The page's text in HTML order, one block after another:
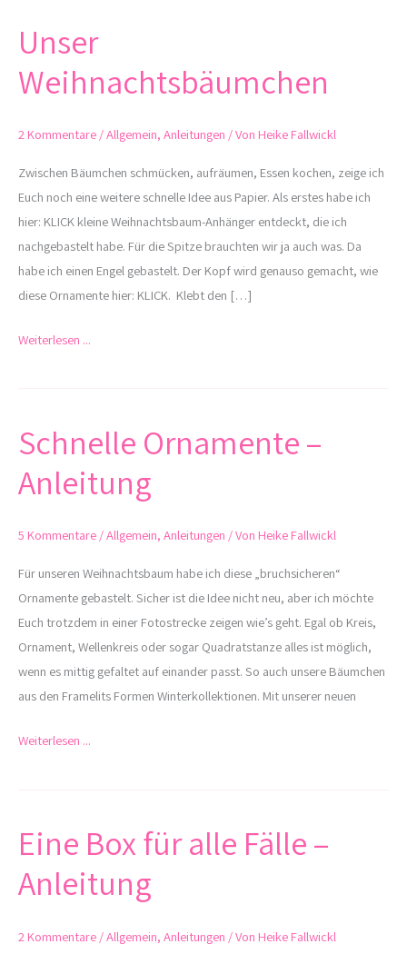
Unser
Weihnachtsbäumchen
2 Kommentare /Allgemein, Anleitungen / Von Heike Fallwickl
Zwischen Bäumchen schmücken, aufräumen, Essen kochen, zeige ich
Euch noch eine weitere schnelle Idee aus Papier. Als erstes habe ich
hier: KLICK kleine Weihnachtsbaum-Anhänger entdeckt, die ich
nachgebastelt habe. Für die Spitze brauchten wir ja auch was. Da
habe ich einen Engel gebastelt. Der Kopf wird genauso gemacht, wie
diese Ornamente hier: KLICK. Klebt den […]
Unser
Weihnachtsbäumchen
Weiterlesen ...
Schnelle Ornamente –
Anleitung
5 Kommentare /Allgemein, Anleitungen / Von Heike Fallwickl
Für unseren Weihnachtsbaum habe ich diese „bruchsicheren“
Ornamente gebastelt. Sicher ist die Idee nicht neu, aber ich möchte
Euch trotzdem in einer Fotostrecke zeigen wie’s geht. Egal ob Kreis,
Ornament, Wellenkreis oder sogar Quadratstanze alles ist möglich,
wenn es mittig gefaltet auf einander passt. So auch unsere Bäumchen
aus den Framelits Formen Winterkollektionen. Mit unserer neuen
Schnelle
Ornamente
–
Weiterlesen ...
Eine Box für alle Fälle –
Anleitung
2 Kommentare /Allgemein, Anleitungen / Von Heike Fallwickl
Eine
Box
für
Fälle